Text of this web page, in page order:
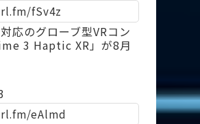
fSv4z
応のグローブ型VRコン
3 Haptic XR」が8月
eAlmd